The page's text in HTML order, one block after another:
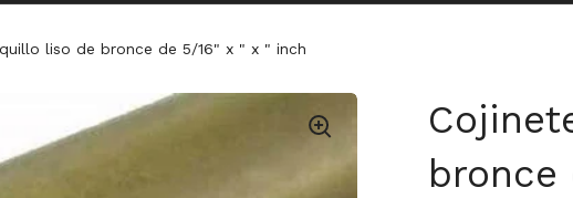
liso de bronce de 5/16" x " x " inch
bronce